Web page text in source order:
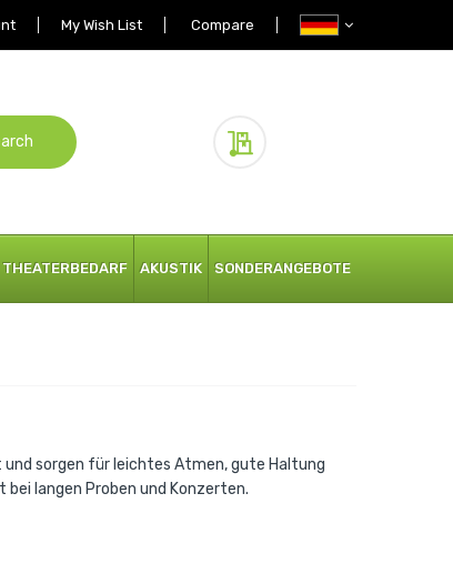
My Wish List Compare
THEATERBEDARF AKUSTIK SONDERANGEBOTE
sorgen für leichtes Atmen, gute Haltung
langen Proben und Konzerten.